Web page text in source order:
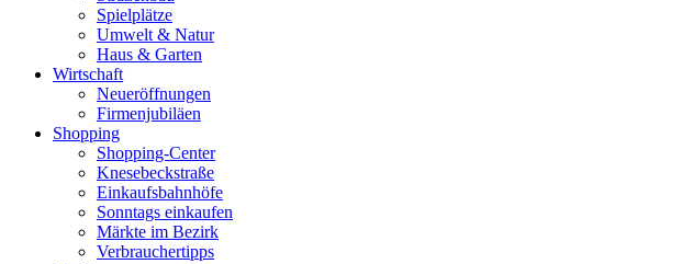
Spielplätze
Umwelt & Natur
Haus & Garten
Wirtschaft
Neueröffnungen
Firmenjubiläen
Shopping
Shopping-Center
Knesebeckstraße
Einkaufsbahnhöfe
Sonntags einkaufen
Märkte im Bezirk
Verbrauchertipps